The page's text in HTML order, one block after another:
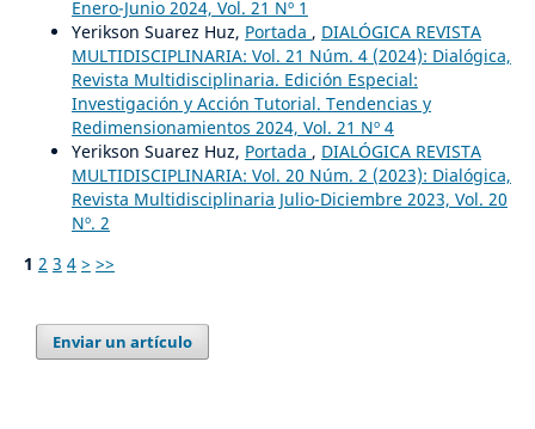
Enero-Junio 2024, Vol. 21 Nº 1
Yerikson Suarez Huz, Portada , DIALÓGICA REVISTA
MULTIDISCIPLINARIA: Vol. 21 Núm. 4 (2024): Dialógica,
Revista Multidisciplinaria. Edición Especial:
Investigación y Acción Tutorial. Tendencias y
Redimensionamientos 2024, Vol. 21 Nº 4
Yerikson Suarez Huz, Portada , DIALÓGICA REVISTA
MULTIDISCIPLINARIA: Vol. 20 Núm. 2 (2023): Dialógica,
Revista Multidisciplinaria Julio-Diciembre 2023, Vol. 20
Nº. 2
1 2 3 4 > >>
Enviar un artículo